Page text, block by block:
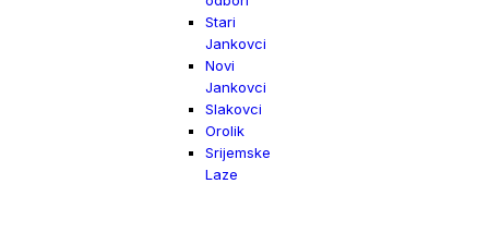
Stari
Jankovci
Novi
Jankovci
Slakovci
Orolik
Srijemske
Laze